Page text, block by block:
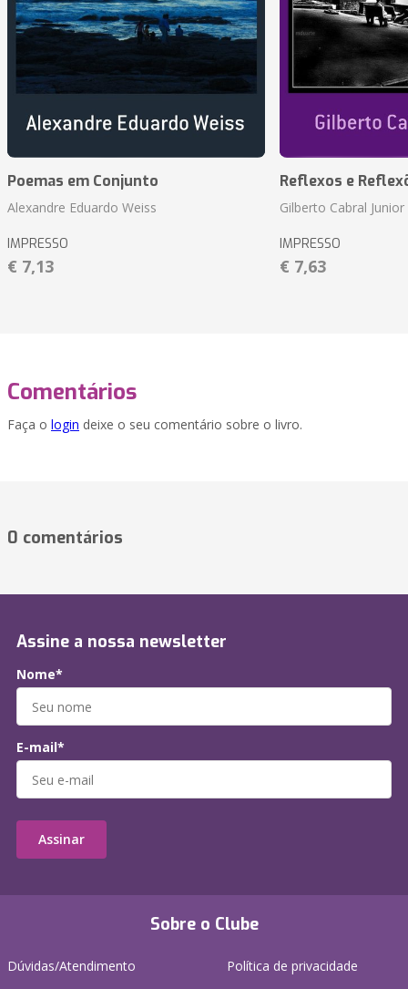
Poemas em Conjunto
Alexandre Eduardo Weiss
IMPRESSO
€ 7,13
Reflexos e
Gilberto Cabral Junior
IMPRESSO
€ 7,63
Comentários
Faça o login deixe o seu comentário sobre o livro.
0 comentários
Sobre o Clube
Dúvidas/Atendimento
Política de privacidade
Assine a nossa newsletter
Nome*
E-mail*
Assinar